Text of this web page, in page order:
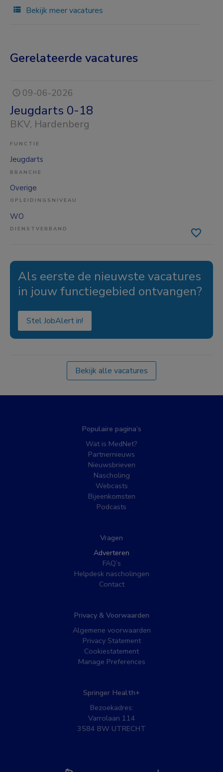
Bekijk meer vacatures
Gerelateerde vacatures
09-06-2026
Jeugdarts 0-18
BKV, Hardenberg
FUNCTIE
Jeugdarts
BRANCHE
Overige
OPLEIDINGSNIVEAU
WO
DIENSTVERBAND
Als eerste de nieuwste vacatures
in jouw functiegebied ontvangen?
Stel JobAlert in!
Bekijk alle vacatures
Populaire pagina’s
Wat is MedNet?
Partnernieuws
Nieuwsbrieven
Nascholing
Webcasts
Bijeenkomsten
Podcasts
Vragen
Adverteren
FAQ’s
Helpdesk nascholingen
Contact
Privacy & Voorwaarden
Algemene voorwaarden
Privacy Statement
Cookiestatement
Manage Preferences
Springer Health+
Bezoekadres:
Varrolaan 114
3584 BW UTRECHT